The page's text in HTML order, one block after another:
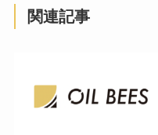
関連記事